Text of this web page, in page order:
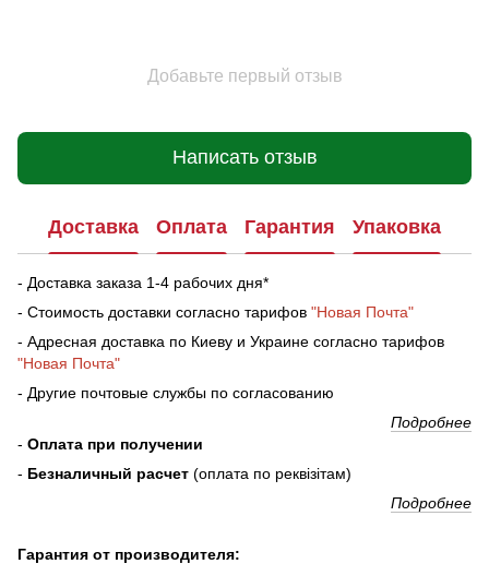
Добавьте первый отзыв
Написать отзыв
Доставка Оплата Гарантия Упаковка
- Доставка заказа 1-4 рабочих дня*
- Стоимость доставки согласно тарифов "Новая Почта"
- Адресная доставка по Киеву и Украине согласно тарифов
"Новая Почта"
- Другие почтовые службы по согласованию
Подробнее
- Оплата при получении
- Безналичный расчет (оплата по реквізітам)
Подробнее
Гарантия от производителя: